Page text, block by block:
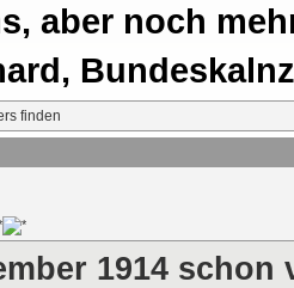
aber noch
1914 schon